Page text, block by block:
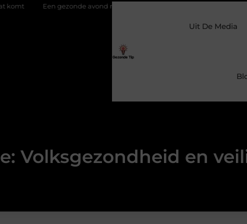
Een gezonde avond routine voor een diepe en herstellende nachtrust
Uit De Media
Volksgezondheid en